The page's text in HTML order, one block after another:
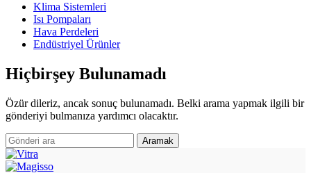
Klima Sistemleri
Isı Pompaları
Hava Perdeleri
Endüstriyel Ürünler
Hiçbirşey Bulunamadı
Özür dileriz, ancak sonuç bulunamadı. Belki arama yapmak ilgili bir
gönderiyi bulmanıza yardımcı olacaktır.
Aramak